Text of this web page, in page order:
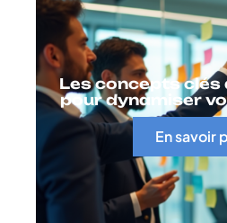
Les concepts clés
pour dynamiser
En savoir